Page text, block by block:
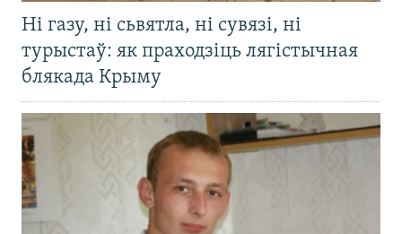
Ні газу, ні сьвятла, ні сувязі, ні
турыстаў: як праходзіць лягістычная
блякада Крыму